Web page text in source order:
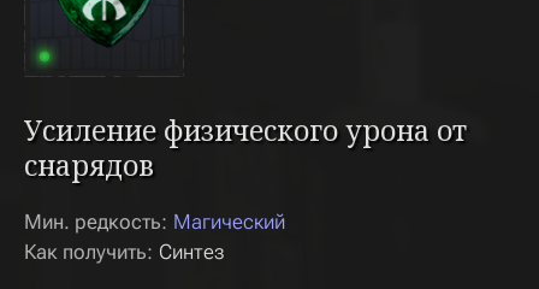
Усиление физического урона от
снарядов
Мин. редкость: Магический
Как получить: Синтез